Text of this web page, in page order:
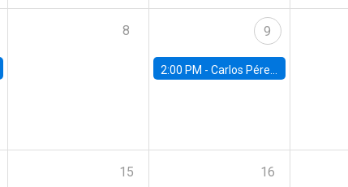
8 9
2:00 PM - Carlos Pérez, Universidad Finis Terrae
15 16